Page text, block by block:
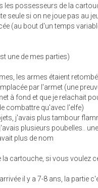
les possesseurs de la
seule si on ne joue pas au
(au bout d'un temps
une de mes parties)
les armes étaient
par l'armet (une
à fond et que je relachait
combattre qu'avec l'elfe)
j'avais plus tambour
plusieurs poubelles..
plus de nom
cartouche, si vous voulez
il y a 7-8 ans, la partie